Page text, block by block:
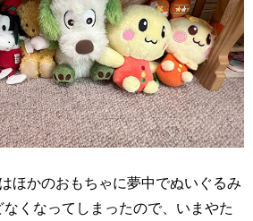
ほかのおもちゃに夢中でぬいぐるみ
くなってしまったので、いまやた